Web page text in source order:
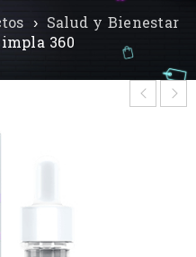
› Salud y Bienestar
360